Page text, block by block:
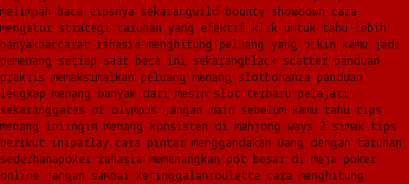
melimpah baca tipsnya sekarangwild bounty showdown cara
mengatur strategi taruhan yang efektif klik untuk tahu lebih
banyak baccarat rahasia menghitung peluang yang bikin kamu jadi
pemenang setiap saat baca ini sekarang black scatter panduan
praktis memaksimalkan peluang menang slotbonanza panduan
lengkap menang banyak dari mesin slot terbaru pelajari
sekaranggates of olympus jangan main sebelum kamu tahu tips
menang iniingin menang konsisten di mahjong ways 2 simak tips
berikut iniparlay cara pintar menggandakan uang dengan taruhan
sederhanapoker rahasia memenangkan pot besar di meja poker
online jangan sampai ketinggalanroulette cara menghitung